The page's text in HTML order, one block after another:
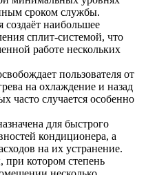
сроком службы.
создаёт наибольшее
сплит-системой, что
работе нескольких
пользователя от
на охлаждение и назад
часто случается особенно
для быстрого
кондиционера, а
на их устранение.
котором степень